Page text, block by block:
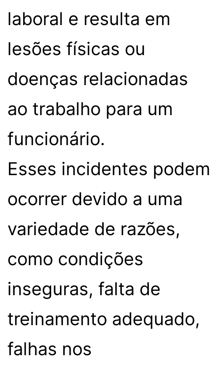
laboral e resulta em
lesões físicas ou
doenças relacionadas
ao trabalho para um
funcionário.
Esses incidentes podem
ocorrer devido a uma
variedade de razões,
como condições
inseguras, falta de
treinamento adequado,
falhas nos